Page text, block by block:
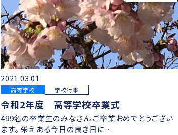
2021.03.01
高等学校 学校行事
令和2年度 高等学校卒業式
499名の卒業生のみなさん ご卒業おめでとうござい
ます。 栄えある今日の良き日に…